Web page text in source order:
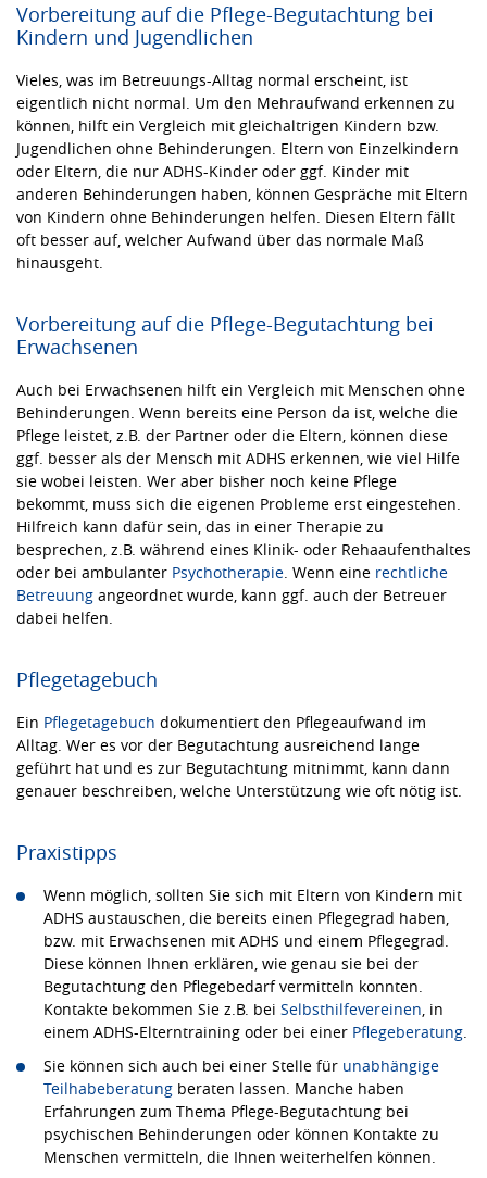
Vorbereitung auf die Pflege-Begutachtung bei
Kindern und Jugendlichen
Vieles, was im Betreuungs-Alltag normal erscheint, ist
eigentlich nicht normal. Um den Mehraufwand erkennen zu
können, hilft ein Vergleich mit gleichaltrigen Kindern bzw.
Jugendlichen ohne Behinderungen. Eltern von Einzelkindern
oder Eltern, die nur ADHS-Kinder oder ggf. Kinder mit
anderen Behinderungen haben, können Gespräche mit Eltern
von Kindern ohne Behinderungen helfen. Diesen Eltern fällt
oft besser auf, welcher Aufwand über das normale Maß
hinausgeht.
Vorbereitung auf die Pflege-Begutachtung bei
Erwachsenen
Auch bei Erwachsenen hilft ein Vergleich mit Menschen ohne
Behinderungen. Wenn bereits eine Person da ist, welche die
Pflege leistet, z.B. der Partner oder die Eltern, können diese
ggf. besser als der Mensch mit ADHS erkennen, wie viel Hilfe
sie wobei leisten. Wer aber bisher noch keine Pflege
bekommt, muss sich die eigenen Probleme erst eingestehen.
Hilfreich kann dafür sein, das in einer Therapie zu
besprechen, z.B. während eines Klinik- oder Rehaaufenthaltes
oder bei ambulanter Psychotherapie . Wenn eine rechtliche
Betreuung angeordnet wurde, kann ggf. auch der Betreuer
dabei helfen.
Pflegetagebuch
Ein Pflegetagebuch dokumentiert den Pflegeaufwand im
Alltag. Wer es vor der Begutachtung ausreichend lange
geführt hat und es zur Begutachtung mitnimmt, kann dann
genauer beschreiben, welche Unterstützung wie oft nötig ist.
Praxistipps
Wenn möglich, sollten Sie sich mit Eltern von Kindern mit
ADHS austauschen, die bereits einen Pflegegrad haben,
bzw. mit Erwachsenen mit ADHS und einem Pflegegrad.
Diese können Ihnen erklären, wie genau sie bei der
Begutachtung den Pflegebedarf vermitteln konnten.
Kontakte bekommen Sie z.B. bei Selbsthilfevereinen , in
einem ADHS-Elterntraining oder bei einer Pflegeberatung
Sie können sich auch bei einer Stelle für unabhängige
Teilhabeberatung beraten lassen. Manche haben
Erfahrungen zum Thema Pflege-Begutachtung bei
psychischen Behinderungen oder können Kontakte zu
Menschen vermitteln, die Ihnen weiterhelfen können.